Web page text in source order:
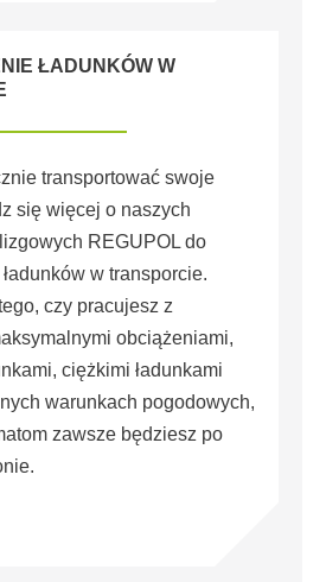
ŁADUNKÓW W
transportować swoje
się więcej o naszych
REGUPOL do
w transporcie.
czy pracujesz z
obciążeniami,
ciężkimi ładunkami
warunkach pogodowych,
zawsze będziesz po